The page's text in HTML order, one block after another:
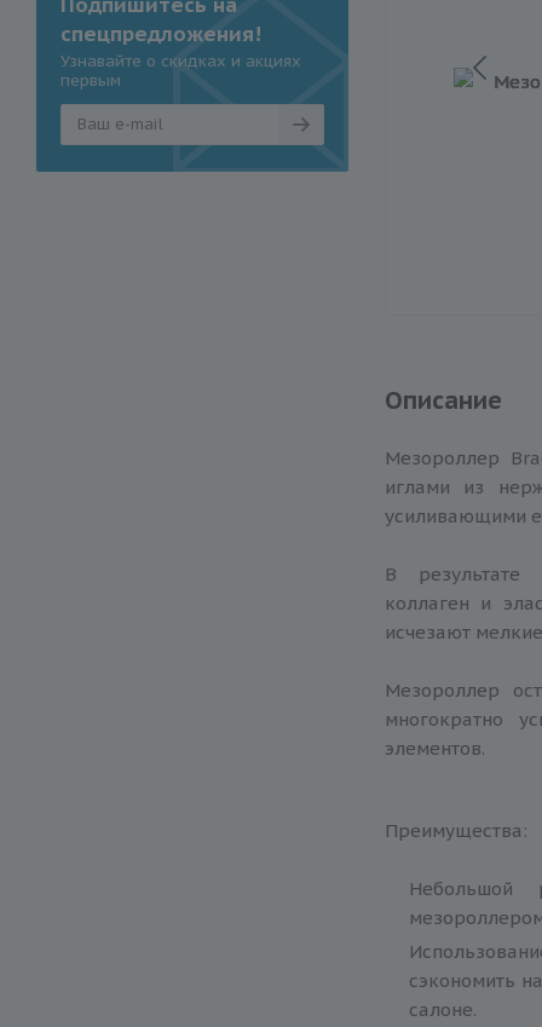
Описание
Мезороллер
иглами из
усиливающими
В результате
коллаген и
исчезают
Мезороллер
многократно
элементов.
Преимущества:
Небольшой
сэкономить
салоне.
спецпредложения!
Узнавайте о скидках и акциях
первым